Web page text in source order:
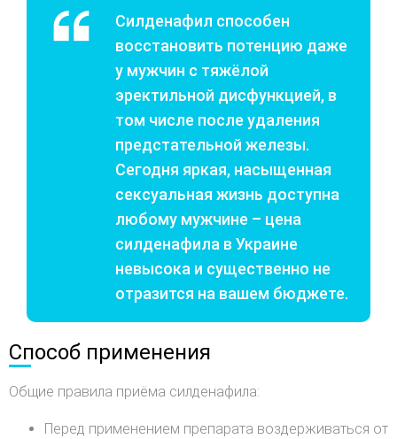
Силденафил способен
восстановить потенцию даже
у мужчин с тяжёлой
эректильной дисфункцией, в
том числе после удаления
предстательной железы.
Сегодня яркая, насыщенная
сексуальная жизнь доступна
любому мужчине – цена
силденафила в Украине
невысока и существенно не
отразится на вашем бюджете.
Способ применения
Общие правила приёма силденафила:
Перед применением препарата воздерживаться от